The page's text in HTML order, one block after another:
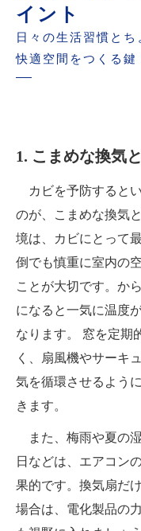
イント
日々の生活習慣と
快適空間をつくる鍵
1. こまめな換気
カビを予防すると
のが、こまめな換気
境は、カビにとって
倒でも慎重に室内の
ことが大切です。か
になると一気に温度
なります。 窓を定期
く、扇風機やサーキ
気を循環させるよう
きます。
また、梅雨や夏の
日などは、エアコン
果的です。換気扇だ
場合は、電化製品の